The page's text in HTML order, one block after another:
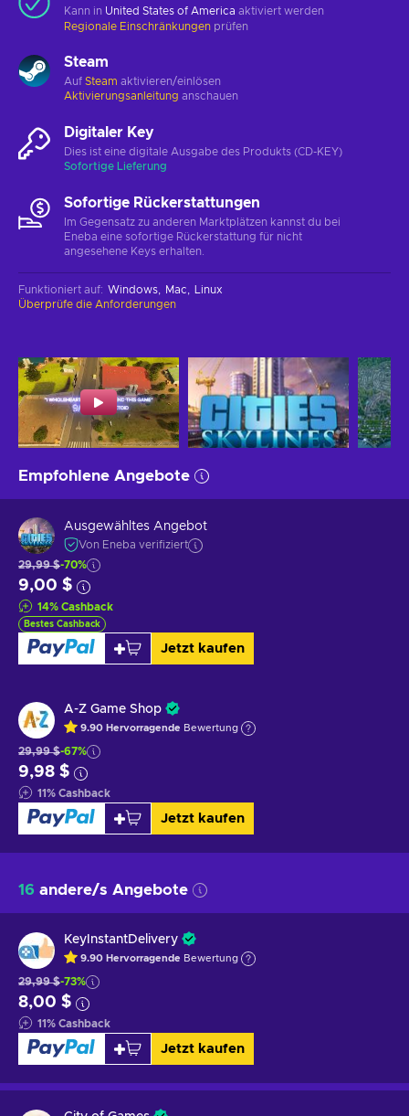
Kann in United States of America aktiviert werden
Regionale Einschränkungen prüfen
Steam
Auf Steam aktivieren/einlösen
Aktivierungsanleitung anschauen
Digitaler Key
Dies ist eine digitale Ausgabe des Produkts (CD-KEY)
Sofortige Lieferung
Sofortige Rückerstattungen
Im Gegensatz zu anderen Marktplätzen kannst du bei
Eneba eine sofortige Rückerstattung für nicht
angesehene Keys erhalten.
Funktioniert auf: Windows Mac
Linux
Überprüfe die Anforderungen
Empfohlene Angebote
Ausgewähltes Angebot
Von Eneba verifiziert
29,99 $-70%
9,00 $
14% Cashback
Bestes Cashback
Jetzt kaufen
A-Z Game Shop
9.90 Hervorragende Bewertung
29,99 $-67%
9,98 $
11% Cashback
Jetzt kaufen
16 andere/s Angebote
KeyInstantDelivery
9.90 Hervorragende Bewertung
29,99 $-73%
8,00 $
11% Cashback
Jetzt kaufen